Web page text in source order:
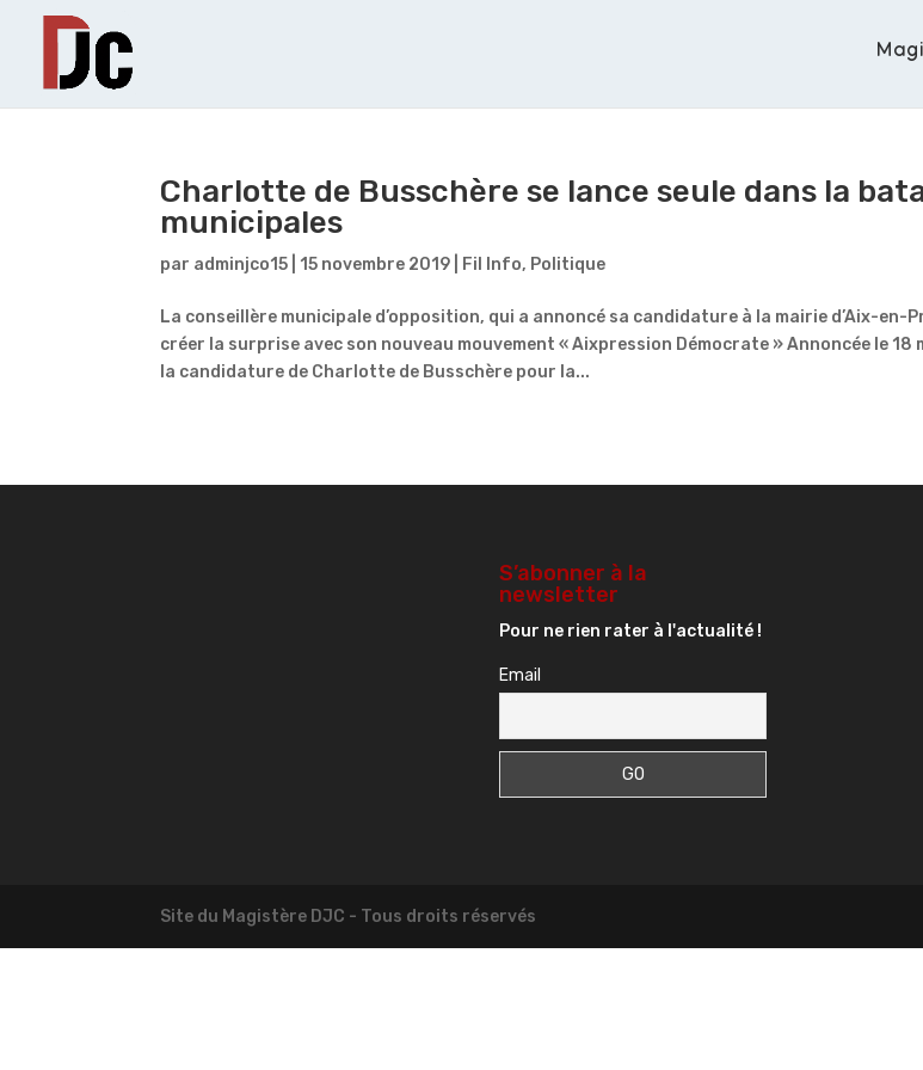
Charlotte de Busschère se lance seule dans la
municipales
par adminjco15 15 novembre 2019 Fil Info, Politique
La conseillère municipale d’opposition, qui a annoncé sa candidature à la mairie d’Aix-en-
créer la surprise avec son nouveau mouvement « Aixpression Démocrate » Annoncée le 18
la candidature de Charlotte de Busschère pour la...
S’abonner à la
newsletter
Pour ne rien rater à l'actualité !
Email
Site du Magistère DJC - Tous droits réservés